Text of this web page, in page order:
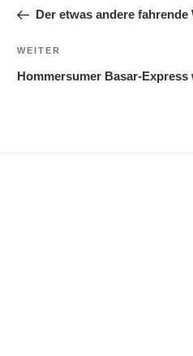
BeitragDer etwas andere
Nächster
Beitrag
WEITER
Hommersumer Basar-